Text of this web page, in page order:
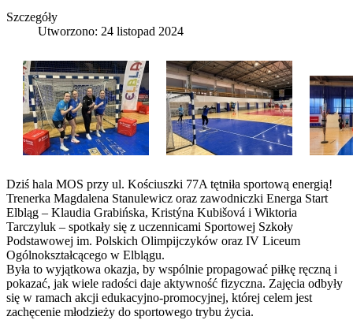
Szczegóły
Utworzono: 24 listopad 2024
Dziś hala MOS przy ul. Kościuszki 77A tętniła sportową energią!
Trenerka Magdalena Stanulewicz oraz zawodniczki Energa Start
Elbląg – Klaudia Grabińska, Kristýna Kubišová i Wiktoria
Tarczyluk – spotkały się z uczennicami Sportowej Szkoły
Podstawowej im. Polskich Olimpijczyków oraz IV Liceum
Ogólnokształcącego w Elblągu.
Była to wyjątkowa okazja, by wspólnie propagować piłkę ręczną i
pokazać, jak wiele radości daje aktywność fizyczna. Zajęcia odbyły
się w ramach akcji edukacyjno-promocyjnej, której celem jest
zachęcenie młodzieży do sportowego trybu życia.